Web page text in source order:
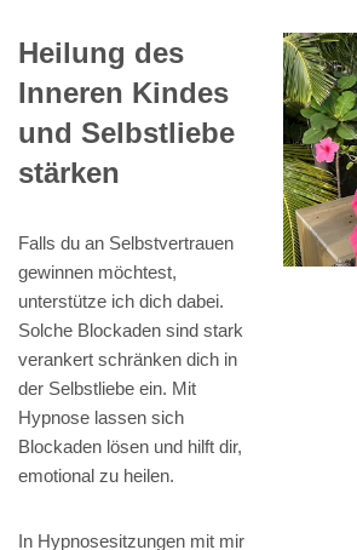
Heilung des
Inneren Kindes
und Selbstliebe
stärken
Falls du an Selbstvertrauen
gewinnen möchtest,
unterstütze ich dich dabei.
Solche Blockaden sind stark
verankert schränken dich in
der Selbstliebe ein. Mit
Hypnose lassen sich
Blockaden lösen und hilft dir,
emotional zu heilen.
In Hypnosesitzungen mit mir